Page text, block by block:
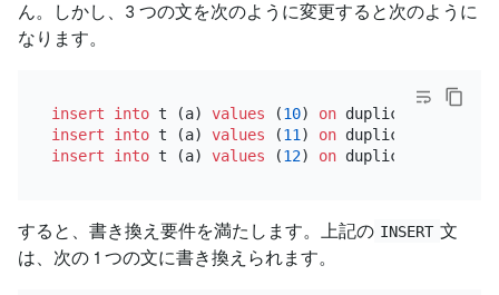
ん。しかし、3 つの文を次のように変更すると次のように
なります。
insert into t (a) values (10) on duplicate key
insert into t (a) values (11 ) on duplicate key
insert into t (a) values (12) on duplicate key
すると、書き換え要件を満たします。上記の INSERT 文
は、次の 1 つの文に書き換えられます。